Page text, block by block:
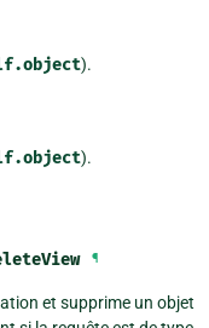
).
).
¶
et supprime un objet